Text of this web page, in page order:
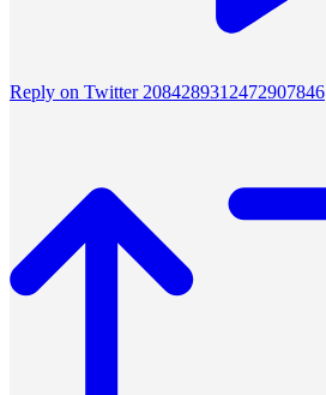
Reply on Twitter 2084289312472907846